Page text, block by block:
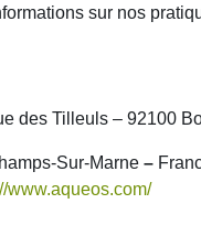
sur nos
des Tilleuls – 92100
Sur-Marne –
www.aqueos.com/